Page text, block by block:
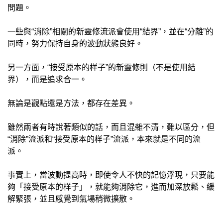
問題。
一些與“消除”相關的新靈修流派會使用“結界”，並在“分離”的
同時，努力保持自身的波動狀態良好。
另一方面，“接受原本的样子”的新靈修則（不是使用結
界），而是追求合一。
無論是觀點還是方法，都存在差異。
雖然兩者有時說著類似的話，而且混雜不清，難以區分，但
“消除”流派和“接受原本的样子”流派，本來就是不同的流
派。
事實上，當波動提高時，即使令人不快的記憶浮現，只要能
夠「接受原本的样子」，就能夠消除它，進而加深放鬆、緩
解緊張，並且感覺到氣場稍微擴散。